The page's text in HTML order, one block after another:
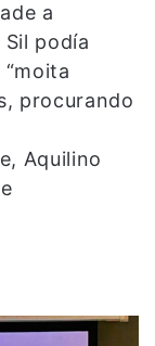
a
podía
procurando
Aquilino